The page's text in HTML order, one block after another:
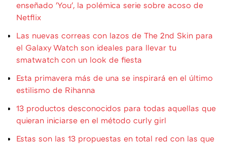
enseñado 'You', la polémica serie sobre acoso de
Netflix
Las nuevas correas con lazos de The 2nd Skin para
el Galaxy Watch son ideales para llevar tu
smatwatch con un look de fiesta
Esta primavera más de una se inspirará en el último
estilismo de Rihanna
13 productos desconocidos para todas aquellas que
quieran iniciarse en el método curly girl
Estas son las 13 propuestas en total red con las que